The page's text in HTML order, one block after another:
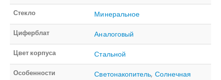
Стекло Минеральное
Циферблат Аналоговый
Цвет корпуса Стальной
Особенности Светонакопитель, Солнечная